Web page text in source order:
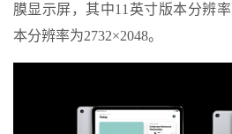
膜显示屏，其中11英寸版本分辨率
本分辨率为2732×2048。